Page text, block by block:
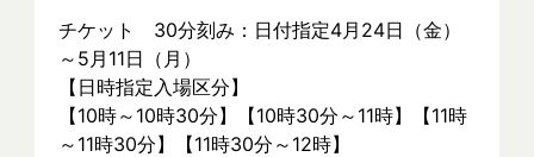
チケット　30分刻み：日付指定4月24日（金）
～5月11日（月）
【日時指定入場区分】
【10時～10時30分】【10時30分～11時】【11時
～11時30分】【11時30分～12時】